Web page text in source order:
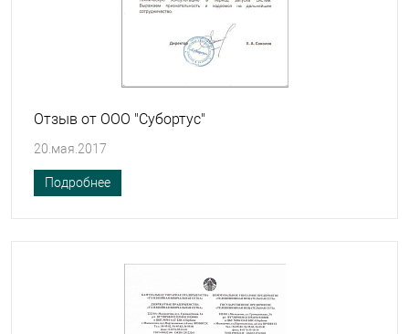
Отзыв от ООО "Субортус"
20.мая.2017
Подробнее